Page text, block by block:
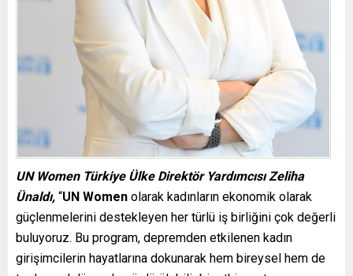
UN Women Türkiye Ülke Direktör Yardımcısı Zeliha
Ünaldı, “UN Women olarak kadınların ekonomik olarak
güçlenmelerini destekleyen her türlü iş birliğini çok değerli
buluyoruz. Bu program, depremden etkilenen kadın
girişimcilerin hayatlarına dokunarak hem bireysel hem de